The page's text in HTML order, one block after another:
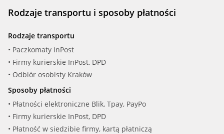
Rodzaje transportu i sposoby płatności
Rodzaje transportu
• Paczkomaty InPost
• Firmy kurierskie InPost, DPD
• Odbiór osobisty Kraków
Sposoby płatności
• Płatności elektroniczne Blik, Tpay, PayPo
• Firmy kurierskie InPost, DPD
• Płatność w siedzibie firmy, kartą płatniczą